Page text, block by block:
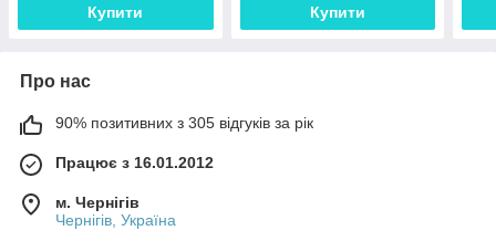
Купити Купити
Про нас
90% позитивних з 305 відгуків за рік
Працює з 16.01.2012
м. Чернігів
Чернігів, Україна